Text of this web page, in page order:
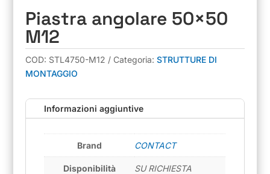
Piastra angolare 50×50
M12
COD: STL4750-M12 Categoria:STRUTTURE DI
MONTAGGIO
Informazioni aggiuntive
Brand CONTACT
Disponibilità SU RICHIESTA